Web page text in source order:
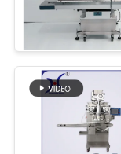
VISITE
DE
L'USINE
CONTRÔLE